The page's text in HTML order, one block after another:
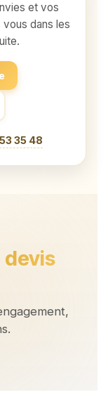
et vos
dans les
35 48
devis